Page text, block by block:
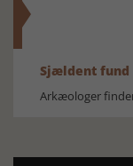
Sjældent fund
Arkæologer